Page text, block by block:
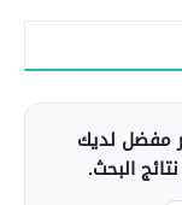
مفضل لديك
البحث.